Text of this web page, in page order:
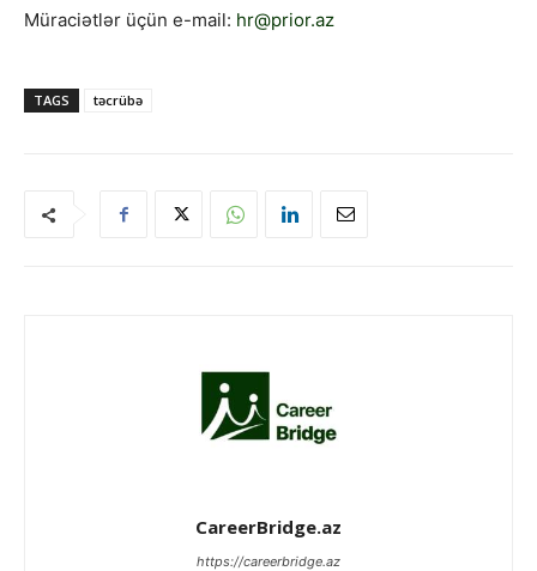
Müraciətlər üçün e-mail: hr@prior.az
TAGS təcrübə
CareerBridge.az
https://careerbridge.az